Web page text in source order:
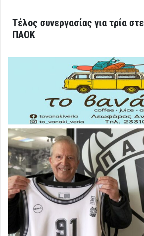
Τέλος συνεργασίας για τρία
ΠΑΟΚ